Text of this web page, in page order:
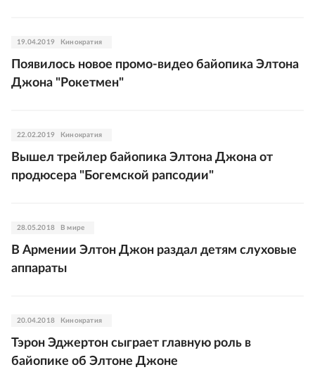
19.04.2019 Кинократия
Появилось новое промо-видео байопика Элтона
Джона "Рокетмен"
22.02.2019 Кинократия
Вышел трейлер байопика Элтона Джона от
продюсера "Богемской рапсодии"
28.05.2018 В мире
В Армении Элтон Джон раздал детям слуховые
аппараты
20.04.2018 Кинократия
Тэрон Эджертон сыграет главную роль в
байопике об Элтоне Джоне